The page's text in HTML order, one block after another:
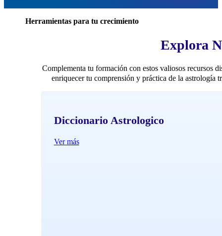
Herramientas para tu crecimiento
Explora
Complementa tu formación con estos valiosos recursos
enriquecer tu comprensión y práctica de la astrología
Diccionario Astrologico
Ver más